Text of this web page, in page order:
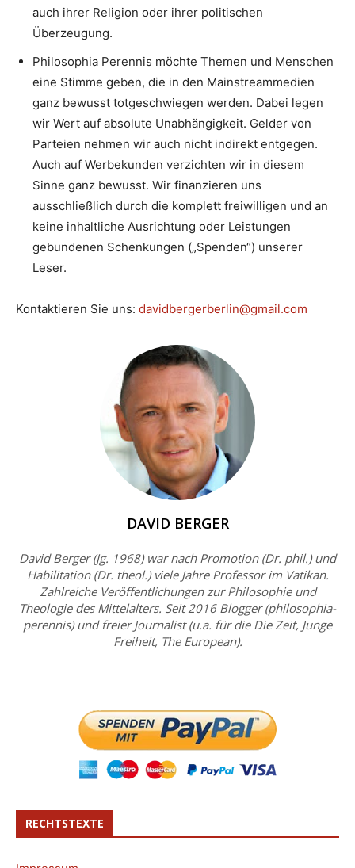
auch ihrer Religion oder ihrer politischen
Überzeugung.
Philosophia Perennis möchte Themen und Menschen
eine Stimme geben, die in den Mainstreammedien
ganz bewusst totgeschwiegen werden. Dabei legen
wir Wert auf absolute Unabhängigkeit. Gelder von
Parteien nehmen wir auch nicht indirekt entgegen.
Auch auf Werbekunden verzichten wir in diesem
Sinne ganz bewusst. Wir finanzieren uns
ausschließlich durch die komplett freiwilligen und an
keine inhaltliche Ausrichtung oder Leistungen
gebundenen Schenkungen („Spenden“) unserer
Leser.
Kontaktieren Sie uns: davidbergerberlin@gmail.com
DAVID BERGER
David Berger (Jg. 1968) war nach Promotion (Dr. phil.) und
Habilitation (Dr. theol.) viele Jahre Professor im Vatikan.
Zahlreiche Veröffentlichungen zur Philosophie und
Theologie des Mittelalters. Seit 2016 Blogger (philosophia-
perennis) und freier Journalist (u.a. für die Die Zeit, Junge
Freiheit, The European).
RECHTSTEXTE